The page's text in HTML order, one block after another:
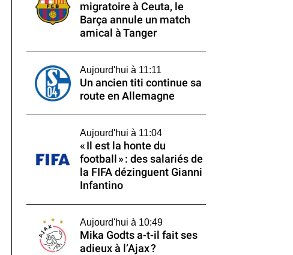
migratoire à Ceuta, le
Barça annule un match
amical à Tanger
Aujourd'hui à 11:11
Un ancien titi continue sa
route en Allemagne
Aujourd'hui à 11:04
« Il est la honte du
football » : des salariés de
la FIFA dézinguent Gianni
Infantino
Aujourd'hui à 10:49
Mika Godts a-t-il fait ses
adieux à l’Ajax ?